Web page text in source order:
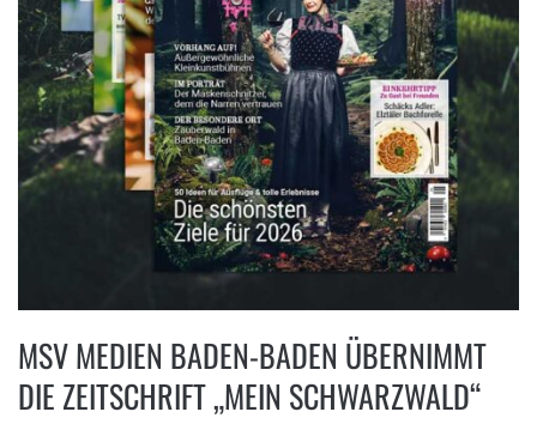
MSV MEDIEN BADEN-BADEN ÜBERNIMMT
DIE ZEITSCHRIFT „MEIN SCHWARZWALD“